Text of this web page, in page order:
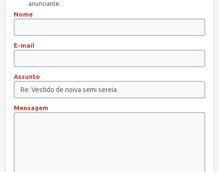
anunciante.
Nome
E-mail
Assunto
Mensagem